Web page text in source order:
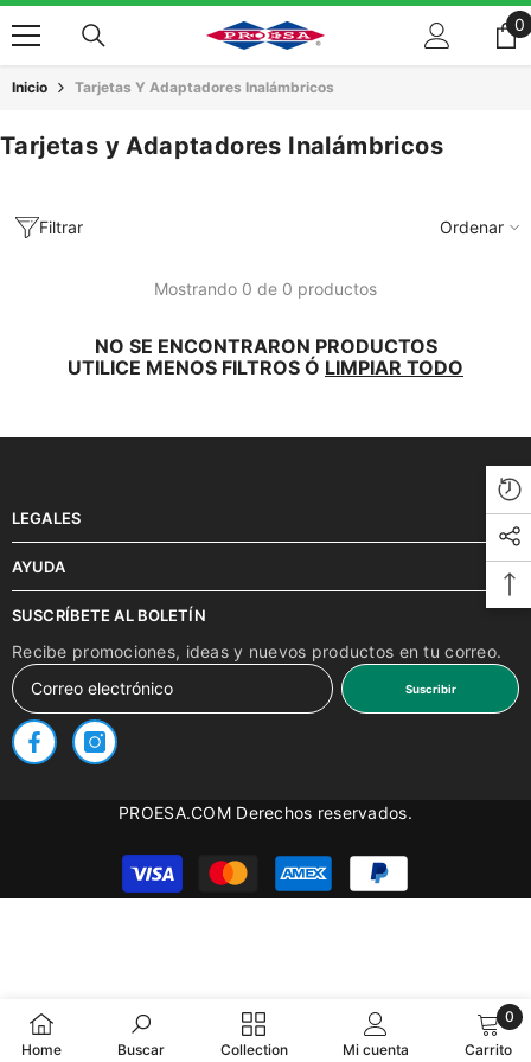
Saltar Al Contenido
0
0
Inicio Tarjetas Y Adaptadores Inalámbricos
Tarjetas y Adaptadores Inalámbricos
Filtrar Ordenar
Mostrando 0 de 0 productos
NO SE ENCONTRARON PRODUCTOS
UTILICE MENOS FILTROS Ó LIMPIAR TODO
LEGALES
AYUDA
SUSCRÍBETE AL BOLETÍN
Recibe promociones, ideas y nuevos productos en tu correo.
Suscribir
PROESA.COM Derechos reservados.
Métodos
de
Home Buscar Collection Mi cuenta Carrito
0
0